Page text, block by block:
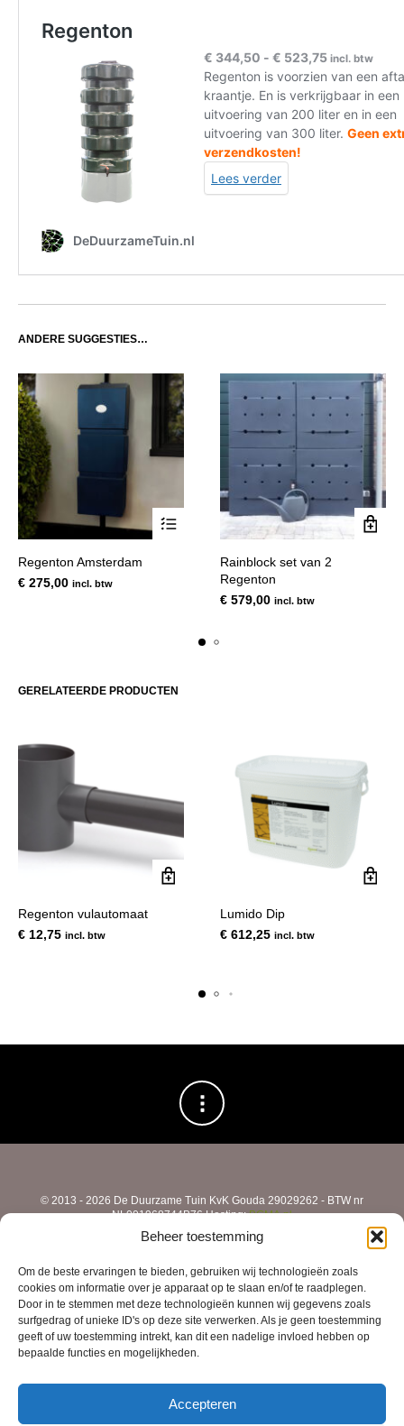
Beheer toestemming
Om de beste ervaringen te bieden, gebruiken wij technologieën zoals
cookies om informatie over je apparaat op te slaan en/of te raadplegen.
Door in te stemmen met deze technologieën kunnen wij gegevens zoals
surfgedrag of unieke ID's op deze site verwerken. Als je geen toestemming
geeft of uw toestemming intrekt, kan dit een nadelige invloed hebben op
bepaalde functies en mogelijkheden.
Accepteren
ANDERE SUGGESTIES…
kan
productpagina
Regenton Amsterdam
€ 275,00 incl. btw
Rainblock set van 2
Regenton
€ 579,00 incl. btw
GERELATEERDE PRODUCTEN
Regenton vulautomaat
€ 12,75 incl. btw
Lumido Dip
€ 612,25 incl. btw
© 2013 - 2026 De Duurzame Tuin KvK Gouda 29029262 - BTW nr
NL001968744B76 Hosting:BGMA.nl